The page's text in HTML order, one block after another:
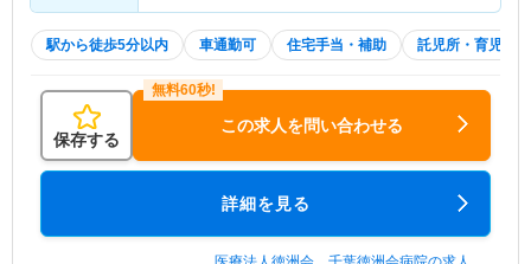
駅から徒歩5分以内 車通勤可 住宅手当・補助 託児所・育児補助
保存する
この求人を問い合わせる
詳細を見る